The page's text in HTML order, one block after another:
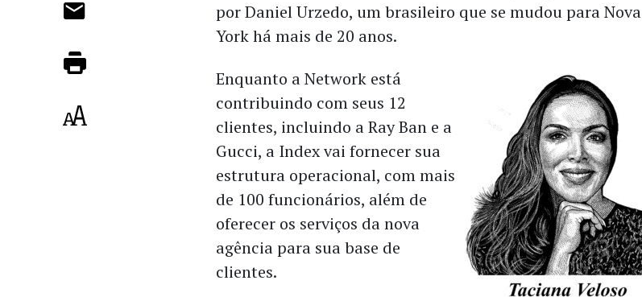
por Daniel Urzedo, um brasileiro que se mudou para Nova
York há mais de 20 anos.
Enquanto a Network está
contribuindo com seus 12
clientes, incluindo a Ray Ban e a
Gucci, a Index vai fornecer sua
estrutura operacional, com mais
de 100 funcionários, além de
oferecer os serviços da nova
agência para sua base de
clientes.